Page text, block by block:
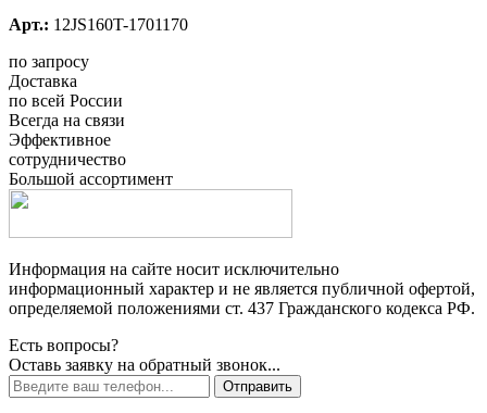
Арт.: 12JS160T-1701170
по запросу
Доставка
по всей России
Всегда на связи
Эффективное
сотрудничество
Большой ассортимент
Информация на сайте носит исключительно
информационный характер и не является публичной офертой,
определяемой положениями ст. 437 Гражданского кодекса РФ.
Есть вопросы?
Оставь заявку на обратный звонок...
Отправить